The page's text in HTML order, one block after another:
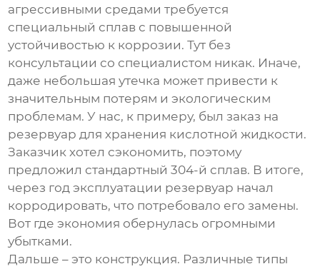
агрессивными средами требуется
специальный сплав с повышенной
устойчивостью к коррозии. Тут без
консультации со специалистом никак. Иначе,
даже небольшая утечка может привести к
значительным потерям и экологическим
проблемам. У нас, к примеру, был заказ на
резервуар для хранения кислотной жидкости.
Заказчик хотел сэкономить, поэтому
предложил стандартный 304-й сплав. В итоге,
через год эксплуатации резервуар начал
корродировать, что потребовало его замены.
Вот где экономия обернулась огромными
убытками.
Дальше – это конструкция. Различные типы